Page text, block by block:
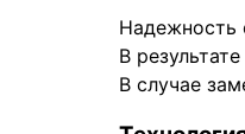
Надежность
В
В случае